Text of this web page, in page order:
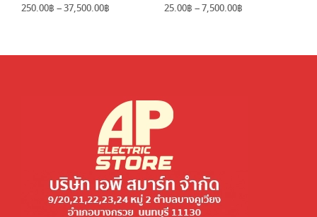
250.00฿ –37,500.00฿
25.00฿ –7,500.00฿Price